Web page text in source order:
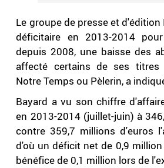
Le groupe de presse et
déficitaire en 2013-2014
depuis 2008, une baisse des
affecté certains de ses titres
Notre Temps ou Pèlerin, a
Bayard a vu son chiffre
en 2013-2014 (juillet-juin) à
contre 359,7 millions d'euros
d'où un déficit net de 0,9
bénéfice de 0,1 million lors de